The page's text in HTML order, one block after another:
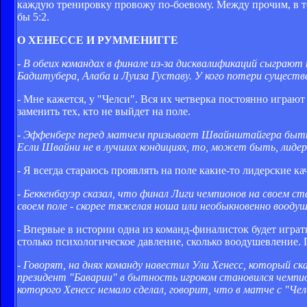
каждую тренировку провожу по-боевому. Между прочим, в
бы 5:2.
О ХЕНЕССЕ И РУММЕНИГГЕ
- В обеих командах в финале из-за дисквалификаций
Бадштубера, Алаба и Луиза Густаву. У кого потери
- Мне кажется, у "Челси". Вся их четверка постоянно
заменить тех, кто не выйдет на поле.
- Эффенберг перед матчем призывает Швайнштайгера
Если Швайни не в лучших кондициях, то, может быть,
- Я всегда стараюсь проявлять на поле какие-то лидерские
- Беккенбауэр сказал, что финал Лиги чемпионов на
своем поле - скорее тяжелая ноша или необыкновенно
- Впервые в истории одна из команд-финалисток будет
столько психологическое давление, сколько
- Говорят, на днях команду навестил Ули Хенесс, который
президент "Баварии" в бытность игроком становился
которого Хенесс немало сделал, говорит, что в матче с